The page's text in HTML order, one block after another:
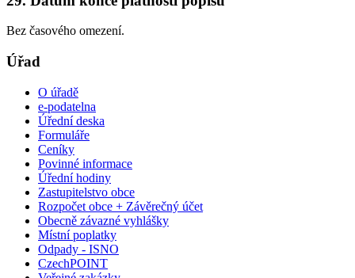
Bez časového omezení.
Úřad
O úřadě
e-podatelna
Úřední deska
Formuláře
Ceníky
Povinné informace
Úřední hodiny
Zastupitelstvo obce
Rozpočet obce + Závěrečný účet
Obecně závazné vyhlášky
Místní poplatky
Odpady - ISNO
CzechPOINT